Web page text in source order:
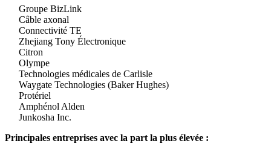
Groupe BizLink
Câble axonal
Connectivité TE
Zhejiang Tony Électronique
Citron
Olympe
Technologies médicales de Carlisle
Waygate Technologies (Baker Hughes)
Protériel
Amphénol Alden
Junkosha Inc.
Principales entreprises avec la part la plus élevée :